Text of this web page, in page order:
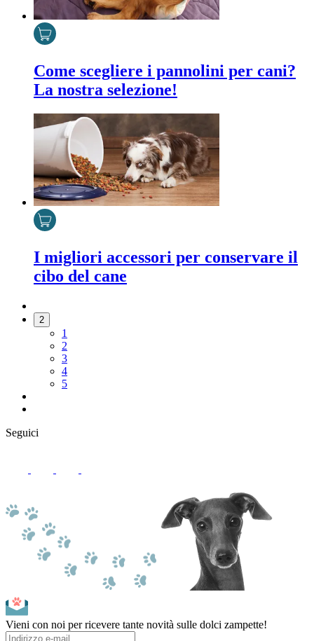
Come scegliere i pannolini per cani?
La nostra selezione!
I migliori accessori per conservare il
cibo del cane
2
1
2
3
4
5
Seguici
Vieni con noi per ricevere tante novità sulle dolci zampette!